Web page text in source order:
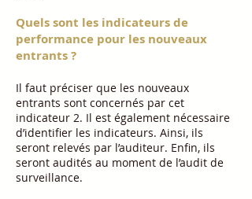
Quels sont les indicateurs de
performance pour les nouveaux
entrants ?
Il faut préciser que les nouveaux
entrants sont concernés par cet
indicateur 2. Il est également nécessaire
d’identifier les indicateurs. Ainsi, ils
seront relevés par l’auditeur. Enfin, ils
seront audités au moment de l’audit de
surveillance.